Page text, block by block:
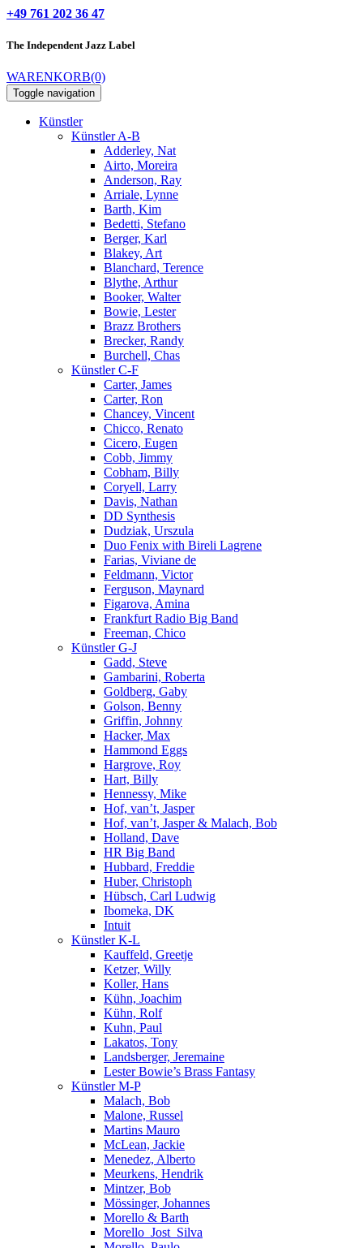
+49 761 202 36 47
The IndependentJazz Label
WARENKORB(0)
Toggle navigation
Künstler
Künstler A-B
Adderley, Nat
Airto, Moreira
Anderson, Ray
Arriale, Lynne
Barth, Kim
Bedetti, Stefano
Berger, Karl
Blakey, Art
Blanchard, Terence
Blythe, Arthur
Booker, Walter
Bowie, Lester
Brazz Brothers
Brecker, Randy
Burchell, Chas
Künstler C-F
Carter, James
Carter, Ron
Chancey, Vincent
Chicco, Renato
Cicero, Eugen
Cobb, Jimmy
Cobham, Billy
Coryell, Larry
Davis, Nathan
DD Synthesis
Dudziak, Urszula
Duo Fenix with Bireli Lagrene
Farias, Viviane de
Feldmann, Victor
Ferguson, Maynard
Figarova, Amina
Frankfurt Radio Big Band
Freeman, Chico
Künstler G-J
Gadd, Steve
Gambarini, Roberta
Goldberg, Gaby
Golson, Benny
Griffin, Johnny
Hacker, Max
Hammond Eggs
Hargrove, Roy
Hart, Billy
Hennessy, Mike
Hof, van’t, Jasper
Hof, van’t, Jasper & Malach, Bob
Holland, Dave
HR Big Band
Hubbard, Freddie
Huber, Christoph
Hübsch, Carl Ludwig
Ibomeka, DK
Intuit
Künstler K-L
Kauffeld, Greetje
Ketzer, Willy
Koller, Hans
Kühn, Joachim
Kühn, Rolf
Kuhn, Paul
Lakatos, Tony
Landsberger, Jeremaine
Lester Bowie’s Brass Fantasy
Künstler M-P
Malach, Bob
Malone, Russel
Martins Mauro
McLean, Jackie
Menedez, Alberto
Meurkens, Hendrik
Mintzer, Bob
Mössinger, Johannes
Morello & Barth
Morello_Jost_Silva